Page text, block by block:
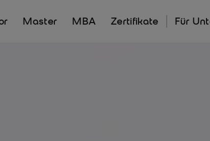
Master MBA Zertifikate Für